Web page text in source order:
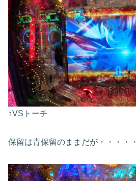
↑VSトーチ
保留は青保留のままだが・・・・・